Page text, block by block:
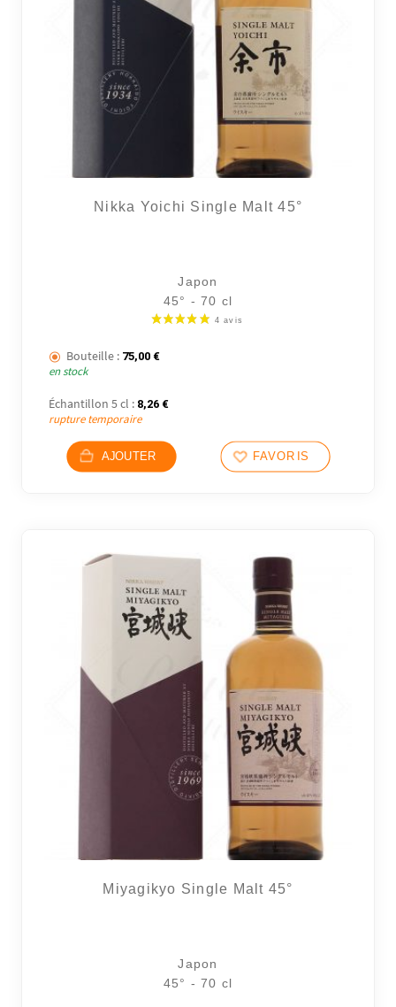
Nikka Yoichi Single Malt 45°
Japon
45° - 70 cl
Bouteille : 75,00 €
en stock
Échantillon 5 cl : 8,26 €
rupture temporaire
AJOUTER FAVORIS
Miyagikyo Single Malt 45°
Japon
45° - 70 cl